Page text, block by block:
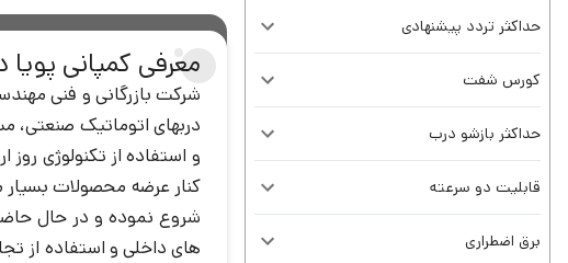
حداکثر تردد پیشنهادی
کورس شفت
حداکثر بازشو درب
قابلیت دو سرعته
برق اضطراری
معرفی کمپانی پویا
دربهای اتوماتیک صنعتی،
کنار عرضه محصولات بسیار
شروع نموده و در حال
های داخلی و استفاده از